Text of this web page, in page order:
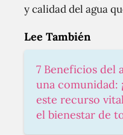
y calidad del agua
Lee También
7 Beneficios del
una comunidad:
este recurso
el bienestar de